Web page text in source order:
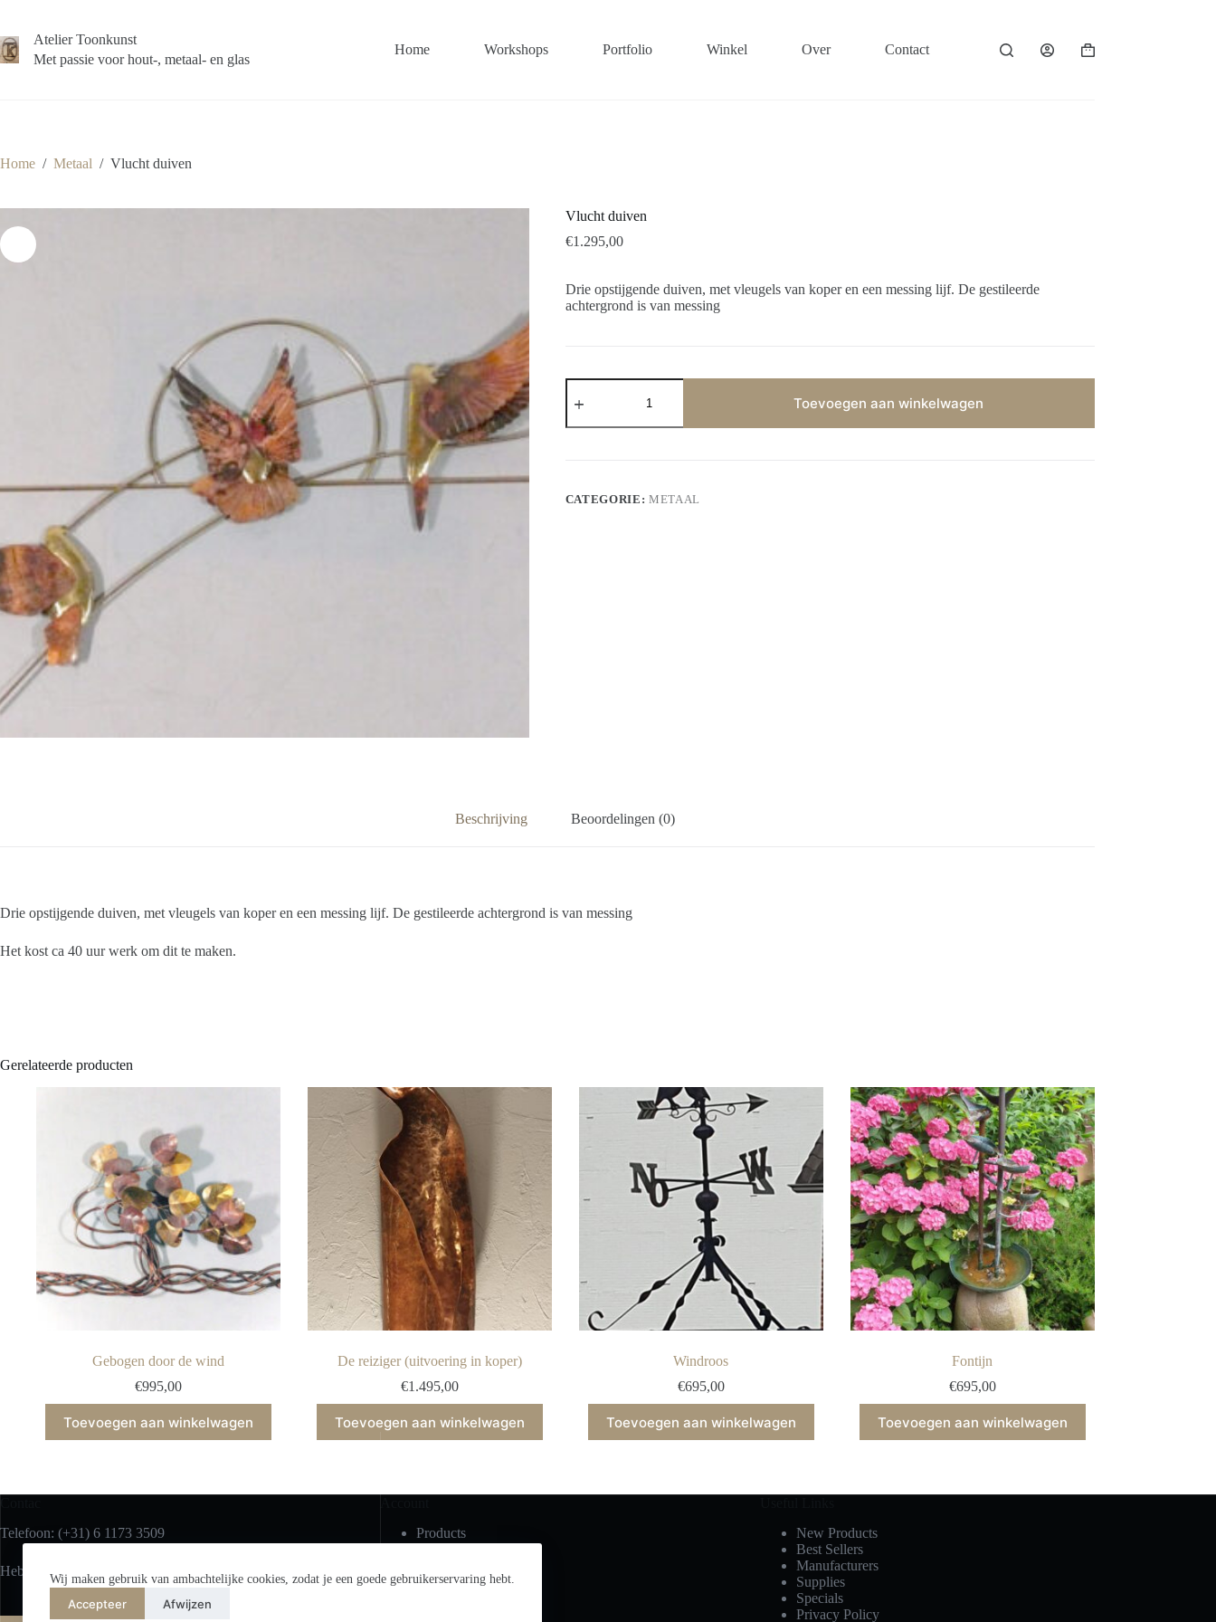
de
inhoud
Wij maken gebruik van ambachtelijke cookies, zodat je een goede gebruikerservaring hebt.
Accepteer Afwijzen
Atelier Toonkunst
Met passie voor hout-, metaal- en glas
Home Workshops Portfolio Winkel Over Contact Winkelwagen
Home / Metaal / Vlucht duiven
Vlucht duiven
€1.295,00
Drie opstijgende duiven, met vleugels van koper en een messing lijf. De gestileerde
achtergrond is van messing
Vlucht
duiven
Toevoegen aan winkelwagen
CATEGORIE: METAAL
Beschrijving Beoordelingen (0)
Drie opstijgende duiven, met vleugels van koper en een messing lijf. De gestileerde achtergrond is van messing
Het kost ca 40 uur werk om dit te maken.
Gerelateerde producten
Gebogen door de wind
€995,00
Toevoegen aan winkelwagen
De reiziger (uitvoering in koper)
€1.495,00
Toevoegen aan winkelwagen
Windroos
€695,00
Toevoegen aan winkelwagen
Fontijn
€695,00
Toevoegen aan winkelwagen
Telefoon: (+31) 6 1173 3509
Heb je hulp nodig of heb je een vraag?
Products
My Cart
New Products
Best Sellers
Manufacturers
Supplies
Specials
Privacy Policy